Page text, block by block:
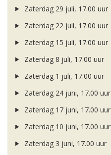
Zaterdag 29 juli, 17.00 uur
Zaterdag 22 juli, 17.00 uur
Zaterdag 15 juli, 17.00 uur
Zaterdag 8 juli, 17.00 uur
Zaterdag 1 juli, 17.00 uur
Zaterdag 24 juni, 17.00 uur
Zaterdag 17 juni, 17.00 uur
Zaterdag 10 juni, 17.00 uur
Zaterdag 3 juni, 17.00 uur